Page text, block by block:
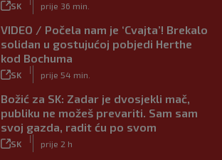
SK prije 36 min.
VIDEO / Počela nam je ‘Cvajta’! Brekalo
solidan u gostujućoj pobjedi Herthe
kod Bochuma
SK
|
prije 54 min.
Božić za SK: Zadar je dvosjekli mač,
publiku ne možeš prevariti. Sam sam
svoj gazda, radit ću po svom
SK
|
prije 2 h